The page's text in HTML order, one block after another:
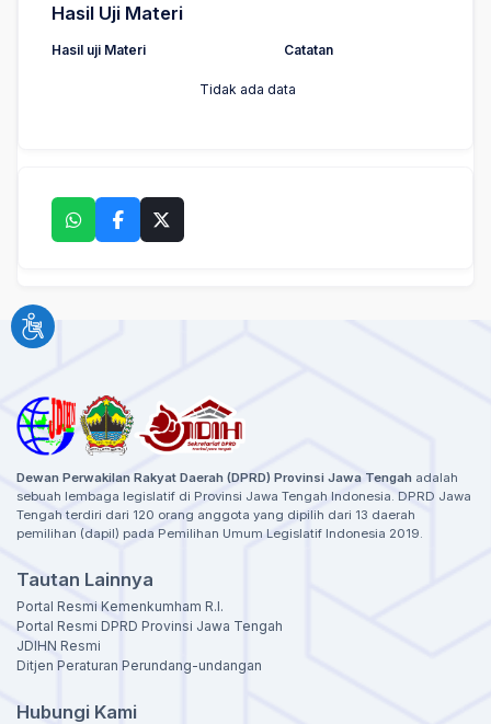
Hasil Uji Materi
Hasil uji Materi Catatan
Tidak ada data
Dewan Perwakilan Rakyat Daerah (DPRD) Provinsi Jawa Tengah adalah
sebuah lembaga legislatif di Provinsi Jawa Tengah Indonesia. DPRD Jawa
Tengah terdiri dari 120 orang anggota yang dipilih dari 13 daerah
pemilihan (dapil) pada Pemilihan Umum Legislatif Indonesia 2019.
Tautan Lainnya
Portal Resmi Kemenkumham R.I.
Portal Resmi DPRD Provinsi Jawa Tengah
JDIHN Resmi
Ditjen Peraturan Perundang-undangan
Hubungi Kami